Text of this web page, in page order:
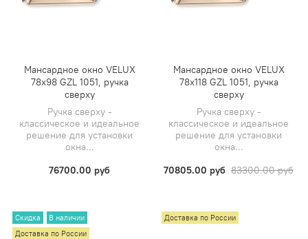
Мансардное окно VELUX
78х98 GZL 1051, ручка
сверху
Ручка сверху -
классическое и идеальное
решение для установки
окна...
76700.00 руб
Мансардное окно VELUX
78х118 GZL 1051, ручка
сверху
Ручка сверху -
классическое и идеальное
решение для установки
окна...
70805.00 руб 83300.00 руб
Скидка
В наличии
Доставка по России
Доставка по России